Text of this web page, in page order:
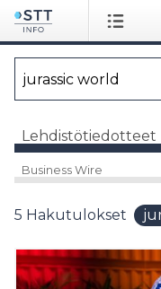
Lehdistötiedotteet
Business Wire
5 Hakutulokset